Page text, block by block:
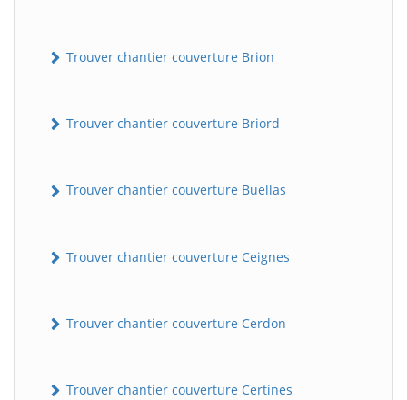
Trouver chantier couverture Brion
Trouver chantier couverture Briord
Trouver chantier couverture Buellas
Trouver chantier couverture Ceignes
Trouver chantier couverture Cerdon
Trouver chantier couverture Certines